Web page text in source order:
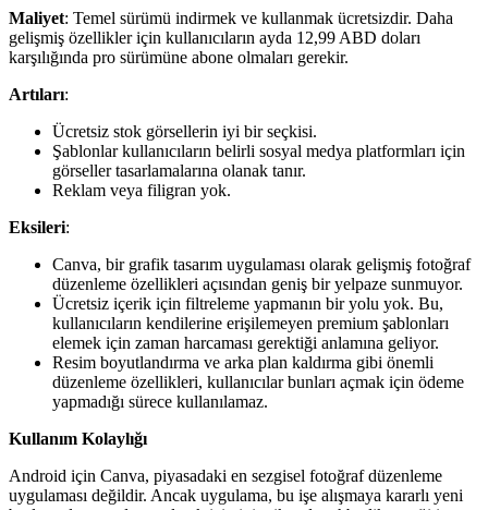
Maliyet: Temel sürümü indirmek ve kullanmak ücretsizdir. Daha
gelişmiş özellikler için kullanıcıların ayda 12,99 ABD doları
karşılığında pro sürümüne abone olmaları gerekir.
Artıları:
Ücretsiz stok görsellerin iyi bir seçkisi.
Şablonlar kullanıcıların belirli sosyal medya platformları için
görseller tasarlamalarına olanak tanır.
Reklam veya filigran yok.
Eksileri:
Canva, bir grafik tasarım uygulaması olarak gelişmiş fotoğraf
düzenleme özellikleri açısından geniş bir yelpaze sunmuyor.
Ücretsiz içerik için filtreleme yapmanın bir yolu yok. Bu,
kullanıcıların kendilerine erişilemeyen premium şablonları
elemek için zaman harcaması gerektiği anlamına geliyor.
Resim boyutlandırma ve arka plan kaldırma gibi önemli
düzenleme özellikleri, kullanıcılar bunları açmak için ödeme
yapmadığı sürece kullanılamaz.
Kullanım Kolaylığı
Android için Canva, piyasadaki en sezgisel fotoğraf düzenleme
uygulaması değildir. Ancak uygulama, bu işe alışmaya kararlı yeni